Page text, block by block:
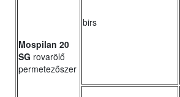
Mospilan 20
SG rovarölő
permetezőszer
birs